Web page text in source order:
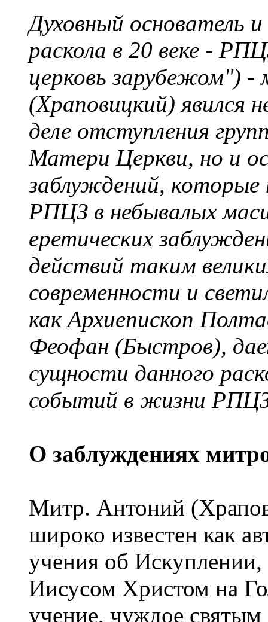
Духовный основатель
раскола в 20 веке -
церковь зарубежом")
(Храповицкий) явился
деле отступления
Матери Церкви, но и
заблуждений, которые
РПЦЗ в небывалых
еретических
действий таким
современности и
как Архиепископ
Феофан (Быстров),
сущности данного
событий в жизни
О заблуждениях
Митр. Антоний
широко известен как
учения об
Иисусом Христом на
учение, чуждое